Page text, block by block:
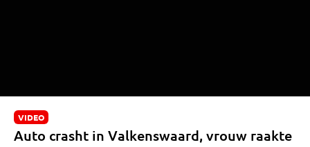
VIDEO
Auto crasht in Valkenswaard, vrouw raakte